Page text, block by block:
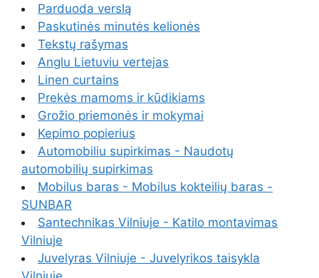
Parduoda verslą
Paskutinės minutės kelionės
Tekstų rašymas
Anglu Lietuviu vertejas
Linen curtains
Prekės mamoms ir kūdikiams
Grožio priemonės ir mokymai
Kepimo popierius
Automobiliu supirkimas - Naudotų
automobilių supirkimas
Mobilus baras - Mobilus kokteilių baras -
SUNBAR
Santechnikas Vilniuje - Katilo montavimas
Vilniuje
Juvelyras Vilniuje - Juvelyrikos taisykla